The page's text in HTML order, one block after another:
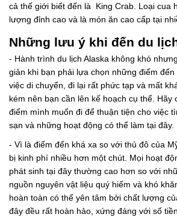
cả thế giới biết đến là King Crab. Loại cua
lượng đỉnh cao và là món ăn cao cấp tại
Những lưu ý khi đến du
- Hành trình du lịch Alaska không khó
giản khi bạn phải lựa chọn những điểm
việc di chuyển, đi lại rất phức tạp và mất
kém nên bạn cần lên kế hoạch cụ thể. Hãy
điểm mình muốn đi để thuận tiện cho việc
sạn và những hoạt động có thể làm tại đây.
- Vì là điểm đến khá xa so với thủ đô của
bị kinh phí nhiều hơn một chút. Mọi hoạt
phát sinh tại đây thường cao hơn so với
nguồn nguyên vật liệu quý hiếm và khó
hoàn toàn có thể yên tâm bởi chất lượng
đây đều rất hoàn hảo, xứng đáng với số